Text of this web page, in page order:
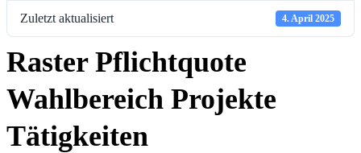
Zuletzt aktualisiert 4. April 2025
Raster Pflichtquote
Wahlbereich Projekte
Tätigkeiten